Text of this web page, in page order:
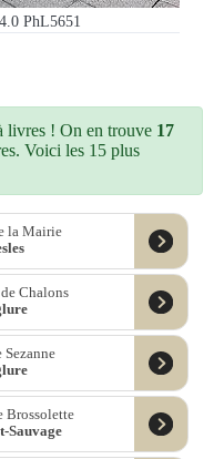
PhL5651
livres ! On en trouve 17
Voici les 15 plus
la Mairie
Chalons
Sezanne
Brossolette
Sauvage